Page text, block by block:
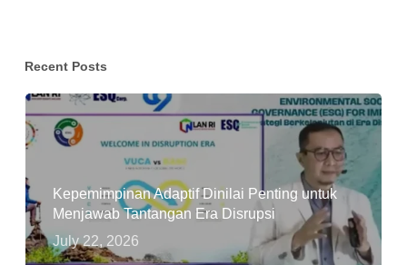
Recent Posts
Kepemimpinan Adaptif Dinilai Penting untuk
Menjawab Tantangan Era Disrupsi
July 22, 2026